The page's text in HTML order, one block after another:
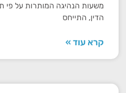
משעות הנהיגה המותרות על פי
הדין, התייחס
קרא עוד »